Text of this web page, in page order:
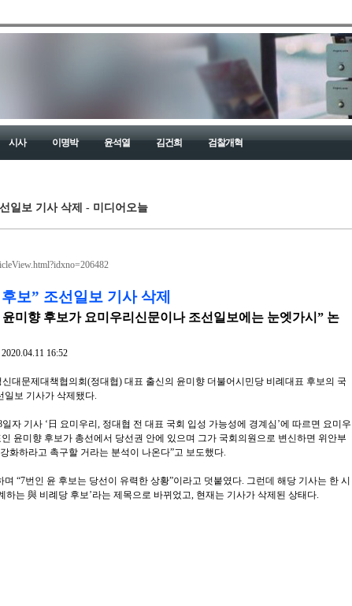
시사 이명박 윤석열 김건희 검찰개혁
일보 기사 삭제 - 미디어오늘
보” 조선일보 기사 삭제
미향 후보가 요미우리신문이나 조선일보에는 눈엣가시” 논
16:52
대문제대책협의회(정대협) 대표 출신의 윤미향 더불어시민당 비례대표 후보의 국
일보 기사가 삭제됐다.
자 기사 ‘日 요미우리, 정대협 전 대표 국회 입성 가능성에 경계심’에 따르면 요미우
윤미향 후보가 총선에서 당선권 안에 있으며 그가 국회의원으로 변신하면 위안부
화하라고 촉구할 거라는 분석이 나온다”고 보도했다.
“7번인 윤 후보는 당선이 유력한 상황”이라고 덧붙였다. 그런데 해당 기사는 한 시
하는 與 비례당 후보’라는 제목으로 바뀌었고, 현재는 기사가 삭제된 상태다.